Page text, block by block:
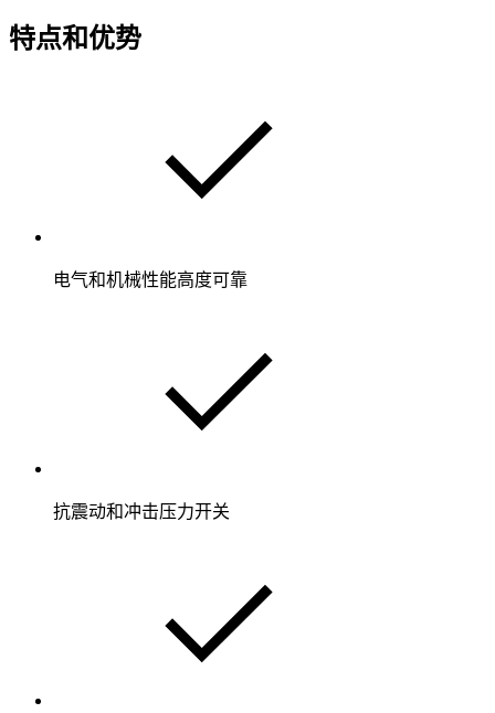
特点和优势
电气和机械性能高度可靠
抗震动和冲击压力开关